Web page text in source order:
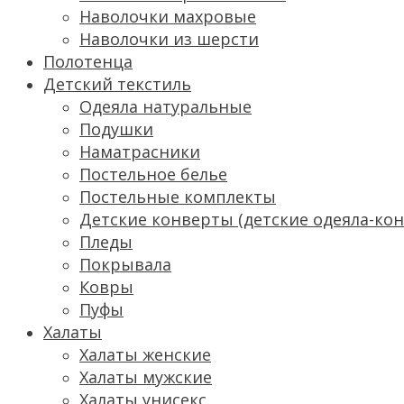
Наволочки махровые
Наволочки из шерсти
Полотенца
Детский текстиль
Одеяла натуральные
Подушки
Наматрасники
Постельное белье
Постельные комплекты
Детские конверты (детские одеяла-
Пледы
Покрывала
Ковры
Пуфы
Халаты
Халаты женские
Халаты мужские
Халаты унисекс